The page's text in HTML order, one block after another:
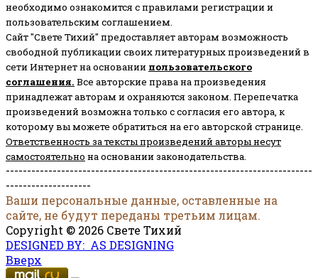
необходимо ознакомится с правилами регистрации и
пользовательским соглашением.
Сайт "Свете Тихий" предоставляет авторам возможность
свободной публикации своих литературных произведений в
сети Интернет на основании пользовательского
соглашения. Все авторские права на произведения
принадлежат авторам и охраняются законом. Перепечатка
произведений возможна только с согласия его автора, к
которому вы можете обратиться на его авторской странице.
Ответственность за тексты произведений авторы несут
самостоятельно на основании законодательства.
------------------------------------------------------------------------
--------------------
Ваши персональные данные, оставленные на
сайте, не будут переданы третьим лицам.
Copyright © 2026 Свете Тихий
DESIGNED BY: AS DESIGNING
Вверх